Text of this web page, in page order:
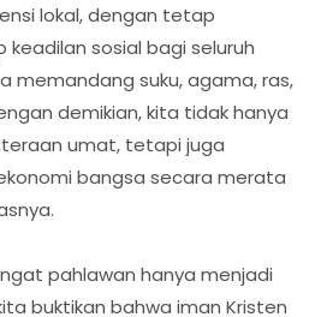
lokal, dengan tetap
sosial bagi seluruh
memandang suku, agama, ras,
demikian, kita tidak hanya
umat, tetapi juga
bangsa secara merata
pahlawan hanya menjadi
buktikan bahwa iman Kristen